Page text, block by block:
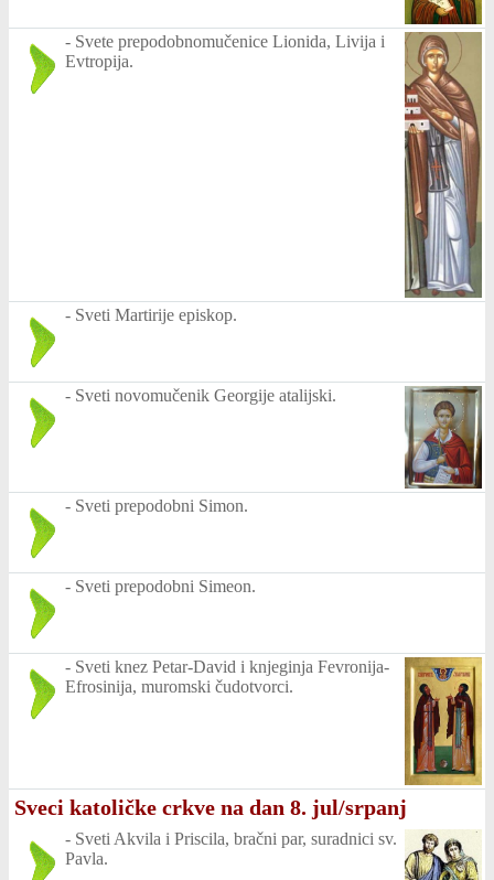
- Svete prepodobnomučenice Lionida, Livija i
Evtropija.
- Sveti Martirije episkop.
- Sveti novomučenik Georgije atalijski.
- Sveti prepodobni Simon.
- Sveti prepodobni Simeon.
- Sveti knez Petar-David i knjeginja Fevronija-
Efrosinija, muromski čudotvorci.
Sveci katoličke crkve na dan 8. jul/srpanj
- Sveti Akvila i Priscila, bračni par, suradnici sv.
Pavla.